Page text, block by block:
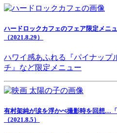
ハードロックカフェのフェア限定メニ
（2021.8.29）
ハワイ感あふれる『パイナップ
チ』など限定メニュー
有村架純が涙を浮かべ撮影時を回想…
（2021.8.5）